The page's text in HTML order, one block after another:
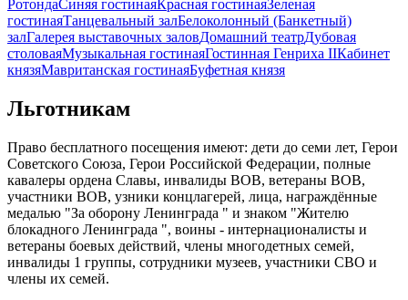
РотондаСиняя гостинаяКрасная гостинаяЗеленая
гостинаяТанцевальный залБелоколонный (Банкетный)
залГалерея выставочных заловДомашний театрДубовая
столоваяМузыкальная гостинаяГостинная Генриха IIКабинет
князяМавританская гостинаяБуфетная князя
Льготникам
Право бесплатного посещения имеют: дети до семи лет, Герои
Советского Союза, Герои Российской Федерации, полные
кавалеры ордена Славы, инвалиды ВОВ, ветераны ВОВ,
участники ВОВ, узники концлагерей, лица, награждённые
медалью "За оборону Ленинграда " и знаком "Жителю
блокадного Ленинграда ", воины - интернационалисты и
ветераны боевых действий, члены многодетных семей,
инвалиды 1 группы, сотрудники музеев, участники СВО и
члены их семей.